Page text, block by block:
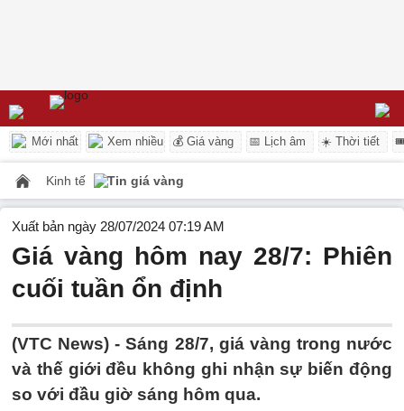
Mới nhất Xem nhiều 💰 Giá vàng 📅 Lịch âm ☀️ Thời tiết
Kinh tế Tin giá vàng
Xuất bản ngày 28/07/2024 07:19 AM
Giá vàng hôm nay 28/7: Phiên
cuối tuần ổn định
(VTC News) -Sáng 28/7, giá vàng trong nước
và thế giới đều không ghi nhận sự biến động
so với đầu giờ sáng hôm qua.